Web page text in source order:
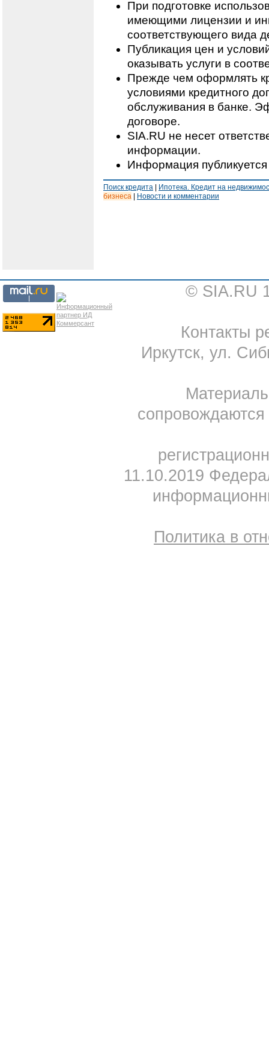
При подготовке
имеющими лицензии и
соответствующего вида
Публикация цен и
оказывать услуги в
Прежде чем оформлять
условиями кредитного
обслуживания в банке.
договоре.
SIA.RU не несет
информации.
Информация
Поиск кредита
Ипотека. Кредит на
бизнеса
Новости и комментарии
© SIA.RU
Контакты
Иркутск, ул.
11.10.2019
Политика в